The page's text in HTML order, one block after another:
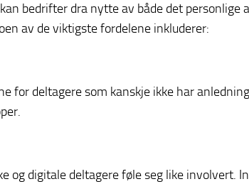
bedrifter dra nytte av både det personlige
av de viktigste fordelene inkluderer:
for deltagere som kanskje ikke har
og digitale deltagere føle seg like involvert.